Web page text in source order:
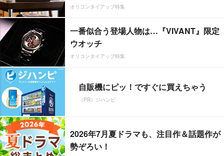
オリコンタイアップ特集
一番似合う登場人物は…『VIVANT』限定
ウオッチ
オリコンタイアップ特集
自販機にピッ！ですぐに買えちゃう
（PR）ジハンピ
2026年7月夏ドラマも、注目作＆話題作が
勢ぞろい！